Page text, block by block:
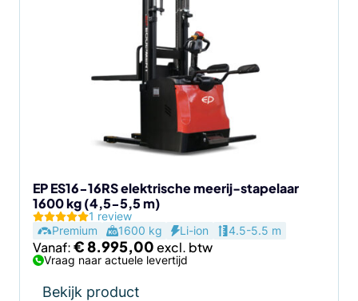
EP ES16-16RS elektrische meerij-stapelaar
1600 kg (4,5-5,5 m)
1 review
Premium
1600 kg Li-ion 4.5-5.5 m
Vanaf:€8.995,00
Vraag naar actuele levertijd
Bekijk product
de
productpagina